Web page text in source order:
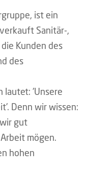
ist ein
Sanitär-,
Kunden des
des
lautet: 'Unsere
Denn wir wissen:
gut
mögen.
hohen